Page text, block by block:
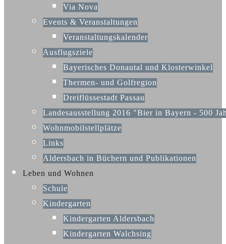
Via Nova
Events & Veranstaltungen
Veranstaltungskalender
Ausflugsziele
Bayerisches Donautal und Klosterwinkel
Thermen- und Golfregion
Dreiflüssestadt Passau
Landesausstellung 2016 "Bier in Bayern - 500
Wohnmobilstellplätze
Links
Aldersbach in Büchern und Publikationen
Leben und Wohnen
Schule
Kindergarten
Kindergarten Aldersbach
Kindergarten Walchsing